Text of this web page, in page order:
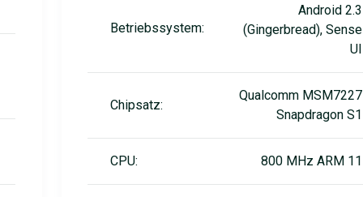
Betriebssystem:
Android 2.3
(Gingerbread), Sense
UI
Chipsatz:
Qualcomm MSM7227
Snapdragon S1
CPU: 800 MHz ARM 11